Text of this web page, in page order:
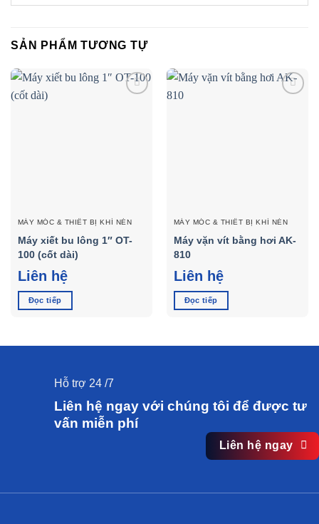
SẢN PHẨM TƯƠNG TỰ
MÁY MÓC & THIẾT BỊ KHÍ NÉN
Máy xiết bu lông 1″ OT-
100 (cốt dài)
Liên hệ
Đọc tiếp
MÁY MÓC & THIẾT BỊ KHÍ NÉN
Máy vặn vít bằng hơi AK-
810
Liên hệ
Đọc tiếp
Hỗ trợ 24 /7
Liên hệ ngay với chúng tôi để được tư
vấn miễn phí
Liên hệ ngay